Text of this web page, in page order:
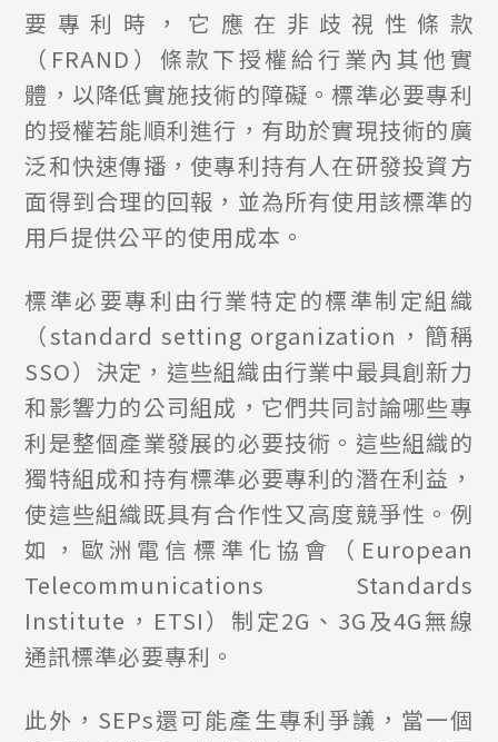
要專利時，它應在非歧視性條款
（FRAND）條款下授權給行業內其他實
體，以降低實施技術的障礙。標準必要專利
的授權若能順利進行，有助於實現技術的廣
泛和快速傳播，使專利持有人在研發投資方
面得到合理的回報，並為所有使用該標準的
用戶提供公平的使用成本。
標準必要專利由行業特定的標準制定組織
（standard setting organization，簡稱
SSO）決定，這些組織由行業中最具創新力
和影響力的公司組成，它們共同討論哪些專
利是整個產業發展的必要技術。這些組織的
獨特組成和持有標準必要專利的潛在利益，
使這些組織既具有合作性又高度競爭性。例
如，歐洲電信標準化協會（European
Telecommunications Standards
Institute，ETSI）制定2G、3G及4G無線
通訊標準必要專利。
此外，SEPs還可能產生專利爭議，當一個